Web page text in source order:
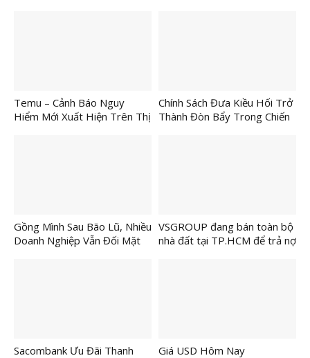
Temu – Cảnh Báo Nguy
Hiểm Mới Xuất Hiện Trên Thị
Chính Sách Đưa Kiều Hối Trở
Thành Đòn Bẩy Trong Chiến
Gồng Mình Sau Bão Lũ, Nhiều
Doanh Nghiệp Vẫn Đối Mặt
VSGROUP đang bán toàn bộ
nhà đất tại TP.HCM để trả nợ
Sacombank Ưu Đãi Thanh
Giá USD Hôm Nay